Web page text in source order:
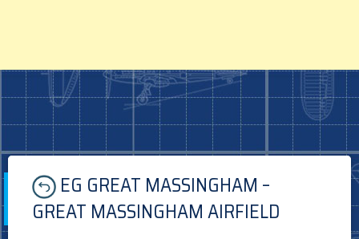
Skip
content
EG GREAT MASSINGHAM –
GREAT MASSINGHAM AIRFIELD